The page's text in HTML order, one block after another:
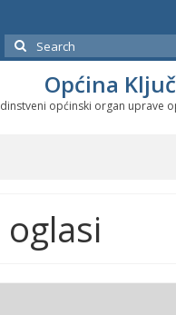
Search
for:
Općina Ključ
općinski organ uprave
glasnici
oglasi